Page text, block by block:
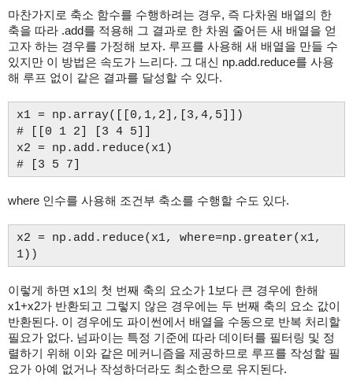
마찬가지로 축소 함수를 수행하려는 경우, 즉 다차원 배열의 한
축을 따라 .add를 적용해 그 결과로 한 차원 줄어든 새 배열을 얻
고자 하는 경우를 가정해 보자. 루프를 사용해 새 배열을 만들 수
있지만 이 방법은 속도가 느리다. 그 대신 np.add.reduce를 사용
해 루프 없이 같은 결과를 달성할 수 있다.
x1 = np.array([[0,1,2],[3,4,5]])
# [[0 1 2] [3 4 5]]
x2 = np.add.reduce(x1)
# [3 5 7]
where 인수를 사용해 조건부 축소를 수행할 수도 있다.
x2 = np.add.reduce(x1, where=np.greater(x1,
1))
이렇게 하면 x1의 첫 번째 축의 요소가 1보다 큰 경우에 한해
x1+x2가 반환되고 그렇지 않은 경우에는 두 번째 축의 요소 값이
반환된다. 이 경우에도 파이썬에서 배열을 수동으로 반복 처리할
필요가 없다. 넘파이는 특정 기준에 따라 데이터를 필터링 및 정
렬하기 위해 이와 같은 메커니즘을 제공하므로 루프를 작성할 필
요가 아예 없거나 작성하더라도 최소한으로 유지된다.